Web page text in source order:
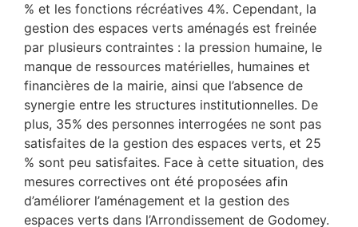
% et les fonctions récréatives 4%. Cependant, la
gestion des espaces verts aménagés est freinée
par plusieurs contraintes : la pression humaine, le
manque de ressources matérielles, humaines et
financières de la mairie, ainsi que l’absence de
synergie entre les structures institutionnelles. De
plus, 35% des personnes interrogées ne sont pas
satisfaites de la gestion des espaces verts, et 25
% sont peu satisfaites. Face à cette situation, des
mesures correctives ont été proposées afin
d’améliorer l’aménagement et la gestion des
espaces verts dans l’Arrondissement de Godomey.